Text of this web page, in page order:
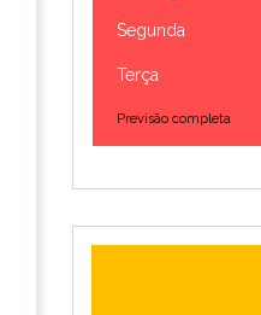
Segunda
Terça
Previsão completa